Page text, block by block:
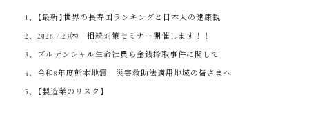
【最新】世界の長寿国ランキングと日本人の健康観
2026.7.23㈭ 相続対策セミナー開催します！！
プルデンシャル生命社員ら金銭搾取事件に関して
令和8年度熊本地震 災害救助法適用地域の皆さまへ
【製造業のリスク】